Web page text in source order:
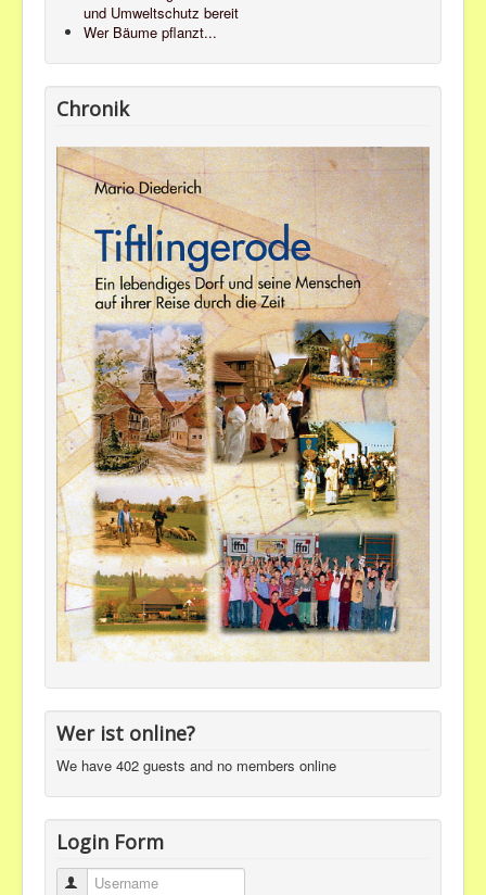
und Umweltschutz bereit
Wer Bäume pflanzt...
Chronik
Wer ist online?
We have 402 guests and no members online
Login Form
Username